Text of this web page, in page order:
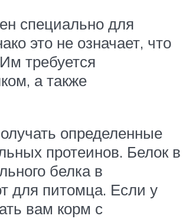
специально для
это не означает, что
требуется
а также
определенные
протеинов. Белок в
белка в
для питомца. Если у
вам корм с